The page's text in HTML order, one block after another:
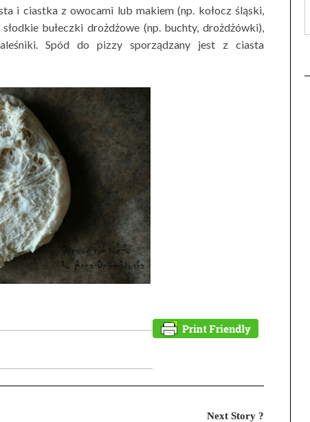
i ciastka z owocami lub makiem (np. kołocz śląski,
bułeczki drożdżowe (np. buchty, drożdżówki),
Spód do pizzy sporządzany jest z ciasta
Next Story ?